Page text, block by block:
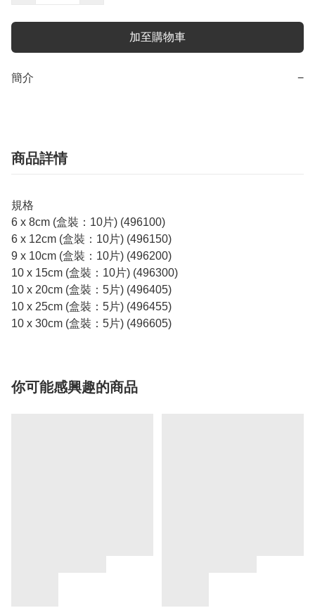
加至購物車
簡介 −
商品詳情
規格
6 x 8cm (盒裝：10片) (496100)
6 x 12cm (盒裝：10片) (496150)
9 x 10cm (盒裝：10片) (496200)
10 x 15cm (盒裝：10片) (496300)
10 x 20cm (盒裝：5片) (496405)
10 x 25cm (盒裝：5片) (496455)
10 x 30cm (盒裝：5片) (496605)
你可能感興趣的商品